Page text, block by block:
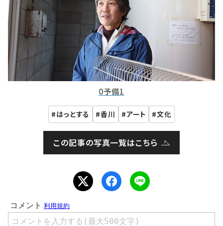
0予備1
はっとする 香川 アート 文化
この記事の写真一覧はこちら